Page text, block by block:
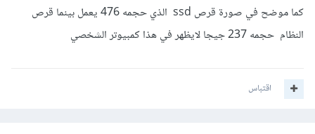
كما موضح في صورة قرص ssd الذي حجمه 476 يعمل بينما قرص
النظام حجمه 237 جيجا لايظهر في هذا كمبيوتر الشخصي
اقتباس